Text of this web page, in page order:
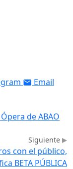
Email
de ABAO
Siguiente
con el público,
BETA PÚBLICA